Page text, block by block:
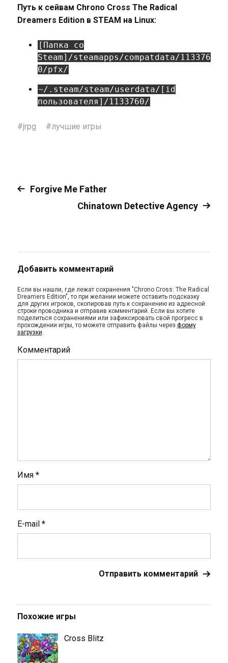
Путь к сейвам Chrono Cross The Radical
Dreamers Edition в STEAM на Linux:
[Папка со
Steam]/steamapps/compatdata/113376
0/pfx/
~/.steam/steam/userdata/[id
пользователя]/1133760/
#jrpg #лучшие игры
Forgive Me Father
Chinatown Detective Agency
Добавить комментарий
Если вы нашли, где лежат сохранения "Chrono Cross: The Radical
Dreamers Edition", то при желании можете оставить подсказку
для других игроков, скопировав путь к сохранению из адресной
строки проводника и отправив комментарий. Если вы хотите
поделиться сохранениями или зафиксировать свой прогресс в
прохождении игры, то можете отправить файлы через форму
загрузки.
Комментарий
Имя *
E-mail *
Похожие игры
Cross Blitz